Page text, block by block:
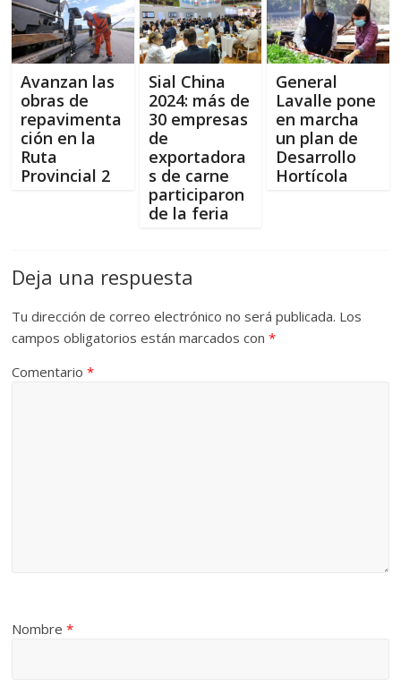
Avanzan las
obras de
repavimenta
ción en la
Ruta
Provincial 2
Sial China
2024: más de
30 empresas
de
exportadora
s de carne
participaron
de la feria
General
Lavalle pone
en marcha
un plan de
Desarrollo
Hortícola
Deja una respuesta
Tu dirección de correo electrónico no será publicada. Los
campos obligatorios están marcados con*
Comentario*
Nombre*